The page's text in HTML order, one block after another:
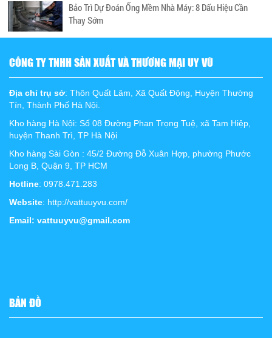
Bảo Trì Dự Đoán Ống Mềm Nhà Máy: 8 Dấu Hiệu Cần
Thay Sớm
CÔNG TY TNHH SẢN XUẤT VÀ THƯƠNG MẠI UY VŨ
Địa chỉ trụ sở: Thôn Quất Lâm, Xã Quất Động, Huyện Thường
Tín, Thành Phố Hà Nội.
Kho hàng Hà Nội: Số 08 Đường Phan Trọng Tuệ, xã Tam Hiệp,
huyện Thanh Trì, TP Hà Nội
Kho hàng Sài Gòn : 45/2 Đường Đỗ Xuân Hợp, phường Phước
Long B, Quận 9, TP HCM
Hotline: 0978.471.283
Website: http://vattuuyvu.com/
Email: vattuuyvu@gmail.com
BẢN ĐỒ